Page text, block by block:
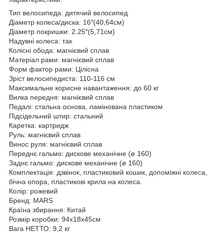
Тип велосипеда: дитячий велосипед
Діаметр колеса/диска: 16″(40,64см)
Діаметр покришки: 2.25″(5,71см)
Надувні колеса: так
Колісні обода: магнієвий сплав
Матеріал рами: магнієвий сплав
Форм фактор рами: Цілісна
Зріст велосипедиста: 110-116 см
Максимальне корисне навантаження: до 60 кг
Вилка передня: магнієвий сплав
Педалі: стальна основа, ламінована пластиком
Підсідельний штир: стальний
Каретка: картридж
Руль: магнієвий сплав
Винос руля: магнієвий сплав
Переднє гальмо: дискове механічне (ø 160)
Заднє гальмо: дискове механічне (ø 160)
Комплектація: дзвінок, пластиковий кошик, допоміжні колеса,
бічна опора, пластикові крила на колеса.
Колір: рожевий
Бренд: MARS
Країна збирання: Китай
Розмір коробки: 94х18х45см
Вага НЕТТО: 9,2 кг